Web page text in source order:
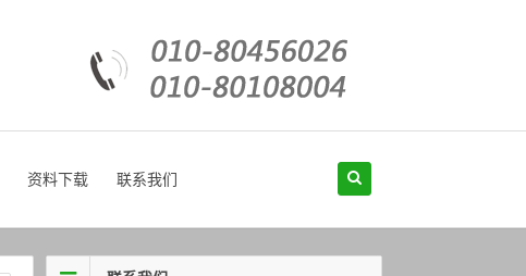
资料下载 联系我们